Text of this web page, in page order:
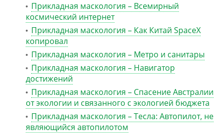
Прикладная маскология – Всемирный
космический интернет
Прикладная маскология – Как Китай SpaceX
копировал
Прикладная маскология – Метро и санитары
Прикладная маскология – Навигатор
достижений
Прикладная маскология – Спасение Австралии
от экологии и связанного с экологией бюджета
Прикладная маскология – Тесла: Автопилот, не
являющийся автопилотом